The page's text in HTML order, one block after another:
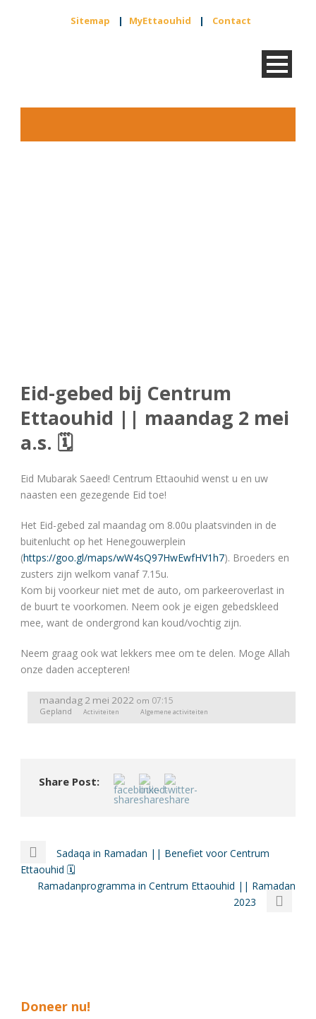
Sitemap | MyEttaouhid | Contact
Eid-gebed bij Centrum
Ettaouhid || maandag 2 mei
a.s. 🗓
Eid Mubarak Saeed! Centrum Ettaouhid wenst u en uw
naasten een gezegende Eid toe!
Het Eid-gebed zal maandag om 8.00u plaatsvinden in de
buitenlucht op het Henegouwerplein
(https://goo.gl/maps/wW4sQ97HwEwfHV1h7). Broeders en
zusters zijn welkom vanaf 7.15u.
Kom bij voorkeur niet met de auto, om parkeeroverlast in
de buurt te voorkomen. Neem ook je eigen gebedskleed
mee, want de ondergrond kan koud/vochtig zijn.
Neem graag ook wat lekkers mee om te delen. Moge Allah
onze daden accepteren!
maandag 2 mei 2022 om 07:15
Gepland Activiteiten Algemene activiteiten
Share Post:
Sadaqa in Ramadan || Benefiet voor Centrum
Ettaouhid 🗓
Ramadanprogramma in Centrum Ettaouhid || Ramadan
2023
Doneer nu!